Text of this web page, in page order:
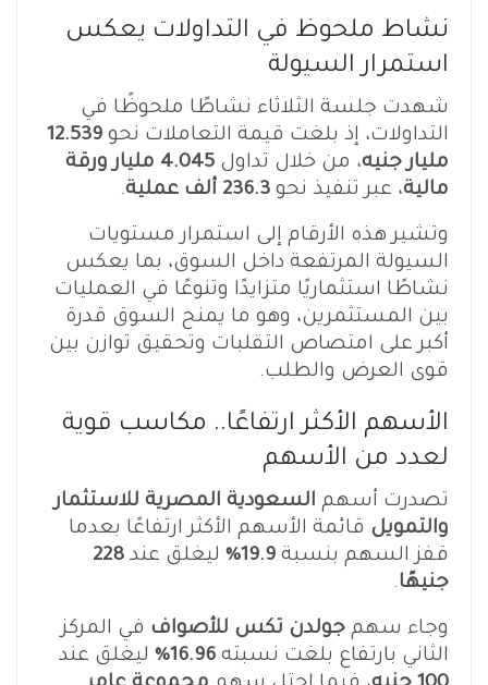
نشاط ملحوظ في التداولات يعكس
استمرار السيولة
شهدت جلسة الثلاثاء نشاطًا ملحوظًا في
التداولات، إذ بلغت قيمة التعاملات نحو 12.539
مليار جنيه، من خلال تداول
4.045 مليار ورقة
مالية، عبر تنفيذ نحو 236.3 ألف عملية .
وتشير هذه الأرقام إلى استمرار مستويات
السيولة المرتفعة داخل السوق، بما يعكس
نشاطًا استثماريًا متزايدًا وتنوعًا في العمليات
بين المستثمرين، وهو ما يمنح السوق قدرة
أكبر على امتصاص التقلبات وتحقيق توازن بين
قوى العرض والطلب.
الأسهم الأكثر ارتفاعًا.. مكاسب قوية
لعدد من الأسهم
تصدرت أسهم السعودية المصرية للاستثمار
والتمويل قائمة الأسهم الأكثر ارتفاعًا بعدما
قفز السهم بنسبة 19.9% ليغلق عند 228
جنيهًا.
وجاء سهم جولدن تكس للأصواف في المركز
الثاني بارتفاع بلغت نسبته 16.96%
ليغلق عند